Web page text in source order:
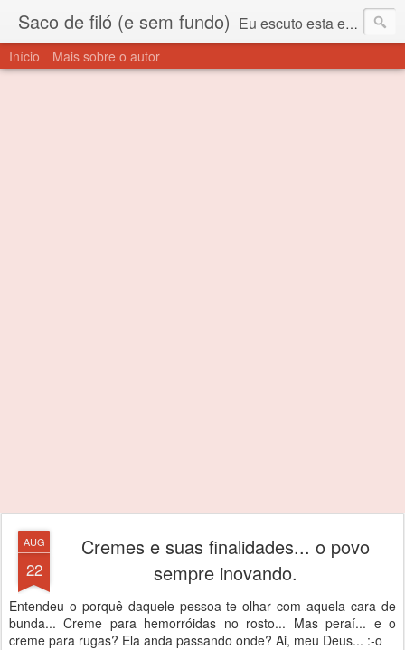
Saco de filó (e sem fundo) Eu escuto esta expressão "saco de filó" desde criança. Para quem não sabe, filó é um tecido todo furadinho e permite que um saco feito com ele, mesmo que muito exposto ao ar soprado para dentro, nunca vai se encher. Aí está o propósito deste nome... Para viver em sociedade tem que ter saco de filó.
Início Mais sobre o autor
AUG
22
Cremes e suas finalidades... o povo
sempre inovando.
Entendeu o porquê daquele pessoa te olhar com aquela cara de
bunda... Creme para hemorróidas no rosto... Mas peraí... e o
creme para rugas? Ela anda passando onde? Ai, meu Deus... :-o